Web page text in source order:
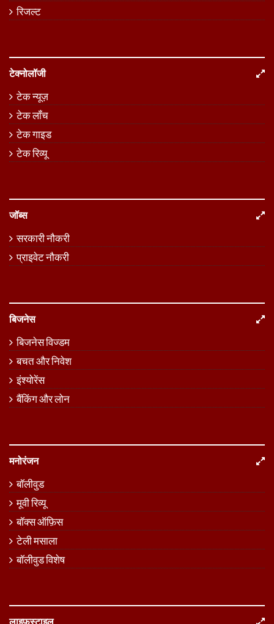
रिजल्ट
टेक्नोलॉजी
टेक न्यूज़
टेक लॉंच
टेक गाइड
टेक रिव्यू
जॉब्स
सरकारी नौकरी
प्राइवेट नौकरी
बिजनेस
बिजनेस विज्डम
बचत और निवेश
इंश्योरेंस
बैंकिंग और लोन
मनोरंजन
बॉलीवुड
मूवी रिव्यू
बॉक्स ऑफ़िस
टेली मसाला
बॉलीवुड विशेष
लाइफस्टाइल